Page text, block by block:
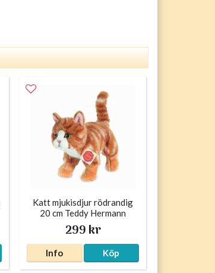
Katt mjukisdjur rödrandig
20 cm Teddy Hermann
299 kr
Info Köp